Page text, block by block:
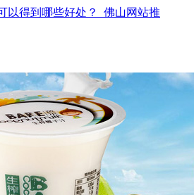
以得到哪些好处？_佛山网站推